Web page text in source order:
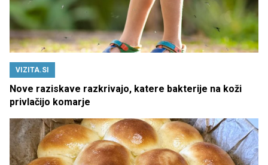
VIZITA.SI
Nove raziskave razkrivajo, katere bakterije na koži
privlačijo komarje